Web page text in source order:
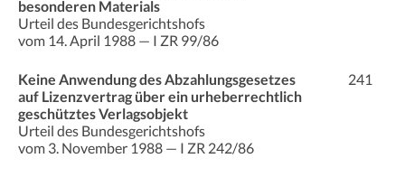
besonderen Materials
Urteil des Bundesgerichtshofs
vom 14. April 1988 — I ZR 99/86
Keine Anwendung des Abzahlungsgesetzes
auf Lizenzvertrag über ein urheberrechtlich
geschütztes Verlagsobjekt
Urteil des Bundesgerichtshofs
vom 3. November 1988 — I ZR 242/86
241